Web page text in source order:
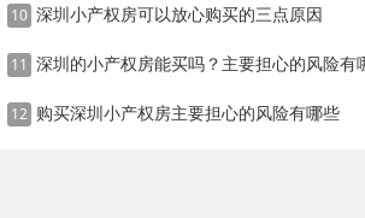
10 深圳小产权房可以放心购买的三点原因
11 深圳的小产权房能买吗？主要担心的风险有
12 购买深圳小产权房主要担心的风险有哪些